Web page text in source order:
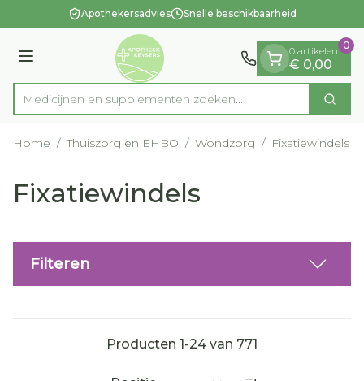
Ga naar de inhoudApothekersadvies Snelle beschikbaarheid
Menu
Product, merk, categorie...
Medicijnen en suppl Zoek
0 artikelen
€ 0,00
0
Home / Thuiszorg en EHBO / Wondzorg / Fixatiewindels
Fixatiewindels
Filteren
Producten 1-24 van 771